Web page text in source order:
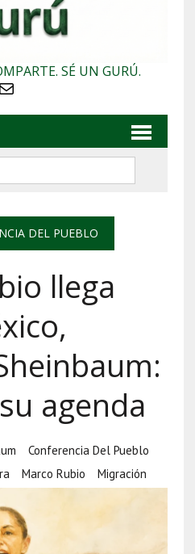
SÉ UN GURÚ.
Correo electrónico
DEL PUEBLO
llega
agenda
Conferencia Del Pueblo
Marco Rubio Migración